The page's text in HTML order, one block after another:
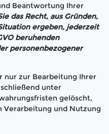
Beantwortung Ihrer
das Recht, aus Gründen,
ergeben, jederzeit
beruhenden
personenbezogener
nur zur Bearbeitung Ihrer
unter
gelöscht,
Verarbeitung und Nutzung